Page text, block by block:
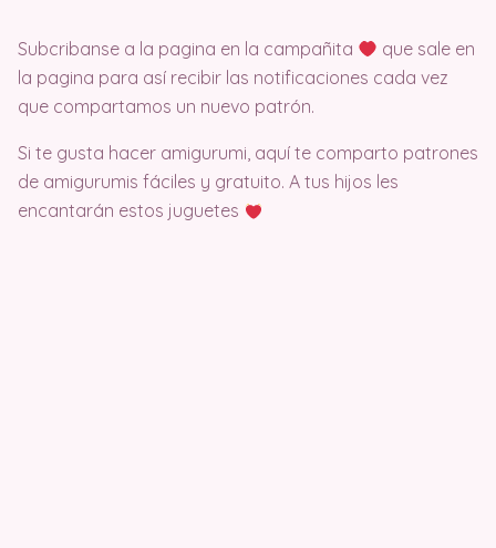
Subcribanse a la pagina en la campañita
que sale en
la pagina para así recibir las notificaciones cada vez
que compartamos un nuevo patrón.
Si te gusta hacer amigurumi, aquí te comparto patrones
de amigurumis fáciles y gratuito. A tus hijos les
encantarán estos juguetes